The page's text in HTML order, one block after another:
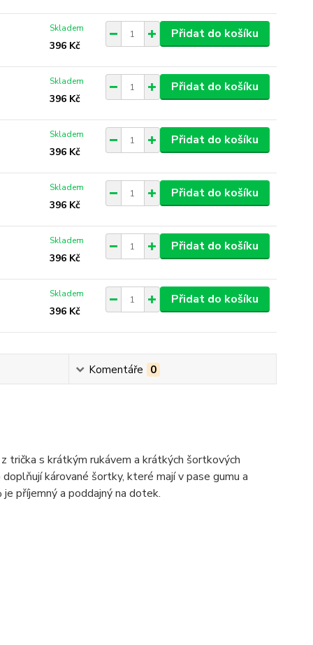
396 Kč
Skladem Přidat do košíku
396 Kč
Skladem Přidat do košíku
396 Kč
Skladem Přidat do košíku
396 Kč
Skladem Přidat do košíku
396 Kč
Skladem Přidat do košíku
396 Kč
Skladem Přidat do košíku
Komentáře 0
trička s krátkým rukávem a krátkých šortkových
kárované šortky, které mají v pase gumu a
příjemný a poddajný na dotek.